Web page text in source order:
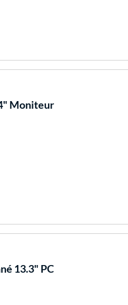
Moniteur
13.3" PC